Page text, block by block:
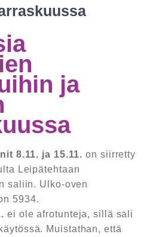
ja
8.11. ja 15.11. on siirretty
Leipätehtaan
saliin. Ulko-oven
5934.
ei ole afrotunteja, sillä sali
Muistathan, että